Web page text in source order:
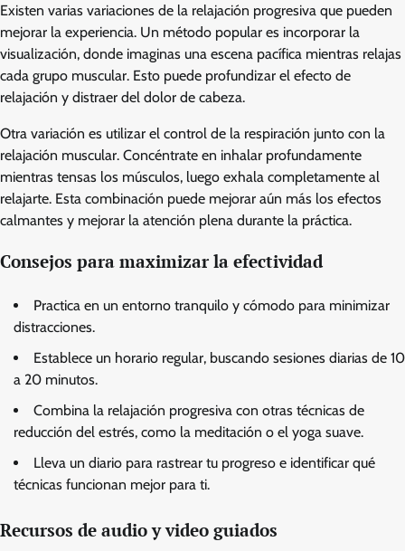
Existen varias variaciones de la relajación progresiva que pueden
mejorar la experiencia. Un método popular es incorporar la
visualización, donde imaginas una escena pacífica mientras relajas
cada grupo muscular. Esto puede profundizar el efecto de
relajación y distraer del dolor de cabeza.
Otra variación es utilizar el control de la respiración junto con la
relajación muscular. Concéntrate en inhalar profundamente
mientras tensas los músculos, luego exhala completamente al
relajarte. Esta combinación puede mejorar aún más los efectos
calmantes y mejorar la atención plena durante la práctica.
Consejos para maximizar la efectividad
Practica en un entorno tranquilo y cómodo para minimizar
distracciones.
Establece un horario regular, buscando sesiones diarias de 10
a 20 minutos.
Combina la relajación progresiva con otras técnicas de
reducción del estrés, como la meditación o el yoga suave.
Lleva un diario para rastrear tu progreso e identificar qué
técnicas funcionan mejor para ti.
Recursos de audio y video guiados